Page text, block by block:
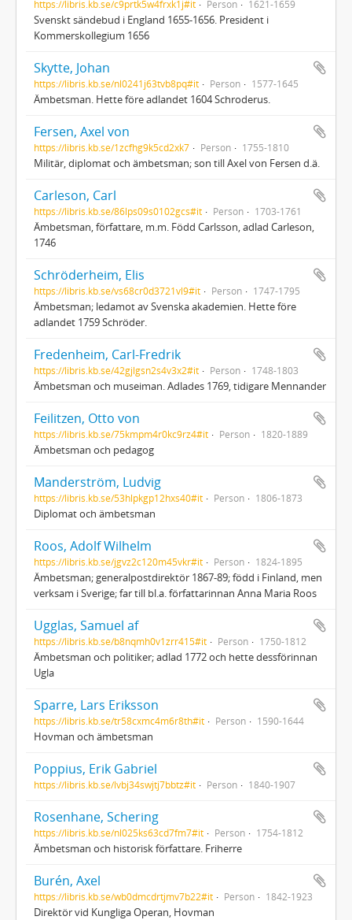
https://libris.kb.se/c9prtk5w4frxk1j#it Person 1621-1659
Svenskt sändebud i England 1655-1656. President i
Kommerskollegium 1656
Skytte, Johan
https://libris.kb.se/nl0241j63tvb8pq#it Person 1577-1645
Ämbetsman. Hette före adlandet 1604 Schroderus.
Fersen, Axel von
https://libris.kb.se/1zcfhg9k5cd2xk7 Person 1755-1810
Militär, diplomat och ämbetsman; son till Axel von Fersen d.ä.
Carleson, Carl
https://libris.kb.se/86lps09s0102gcs#it Person 1703-1761
Ämbetsman, författare, m.m. Född Carlsson, adlad Carleson,
1746
Schröderheim, Elis
https://libris.kb.se/vs68cr0d3721vl9#it Person 1747-1795
Ämbetsman; ledamot av Svenska akademien. Hette före
adlandet 1759 Schröder.
Fredenheim, Carl-Fredrik
https://libris.kb.se/42gjlgsn2s4v3x2#it Person 1748-1803
Ämbetsman och museiman. Adlades 1769, tidigare Mennander
Feilitzen, Otto von
https://libris.kb.se/75kmpm4r0kc9rz4#it Person 1820-1889
Ämbetsman och pedagog
Manderström, Ludvig
https://libris.kb.se/53hlpkgp12hxs40#it Person 1806-1873
Diplomat och ämbetsman
Roos, Adolf Wilhelm
https://libris.kb.se/jgvz2c120m45vkr#it Person 1824-1895
Ämbetsman; generalpostdirektör 1867-89; född i Finland, men
verksam i Sverige; far till bl.a. författarinnan Anna Maria Roos
Ugglas, Samuel af
https://libris.kb.se/b8nqmh0v1zrr415#it Person 1750-1812
Ämbetsman och politiker; adlad 1772 och hette dessförinnan
Ugla
Sparre, Lars Eriksson
https://libris.kb.se/tr58cxmc4m6r8th#it Person 1590-1644
Hovman och ämbetsman
Poppius, Erik Gabriel
https://libris.kb.se/lvbj34swjtj7bbtz#it Person 1840-1907
Rosenhane, Schering
https://libris.kb.se/nl025ks63cd7fm7#it Person 1754-1812
Ämbetsman och historisk författare. Friherre
Burén, Axel
https://libris.kb.se/wb0dmcdrtjmv7b22#it Person 1842-1923
Direktör vid Kungliga Operan, Hovman